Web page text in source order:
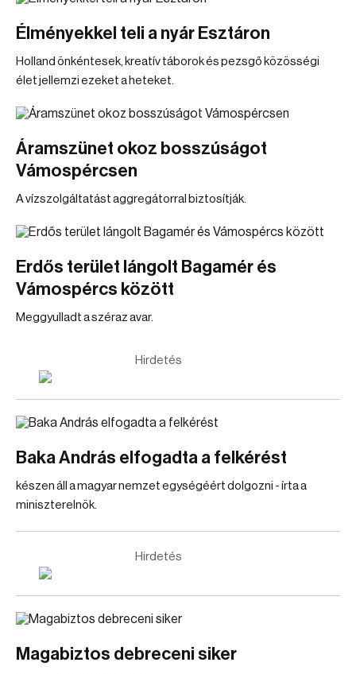
Élményekkel teli a nyár Esztáron
Holland önkéntesek, kreatív táborok és pezsgő közösségi
élet jellemzi ezeket a heteket.
Áramszünet okoz bosszúságot
Vámospércsen
A vízszolgáltatást aggregátorral biztosítják.
Erdős terület lángolt Bagamér és
Vámospércs között
Meggyulladt a széraz avar.
Hirdetés
Baka András elfogadta a felkérést
készen áll a magyar nemzet egységéért dolgozni - írta a
miniszterelnök.
Hirdetés
Magabiztos debreceni siker